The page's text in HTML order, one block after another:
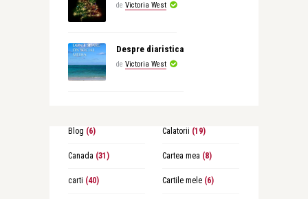
de Victoria West
Despre diaristica
de Victoria West
Blog (6) Calatorii (19)
Canada (31) Cartea mea (8)
carti (40) Cartile mele(6)